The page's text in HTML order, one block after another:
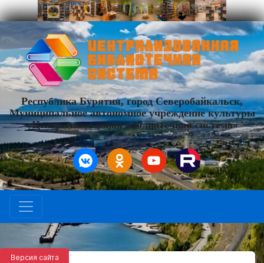
Версия сайта
Республика Бурятия, город Северобайкальск,
Муниципальное автономное учреждение культуры
«Централизованная библиотечная система»